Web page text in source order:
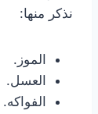
نذكر منها:
الموز.
العسل.
الفواكه.